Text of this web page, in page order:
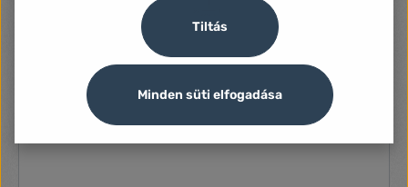
Tiltás
Minden süti elfogadása